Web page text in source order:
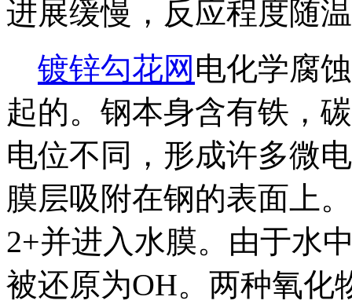
进展缓慢，反应程度随
镀锌勾花网 电化学腐
起的。钢本身含有铁，
电位不同，形成许多微
膜层吸附在钢的表面上
2+并进入水膜。由于水
被还原为OH。两种氧化